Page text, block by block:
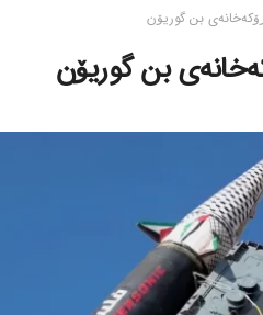
بن گوریۆن
بن گوریۆن